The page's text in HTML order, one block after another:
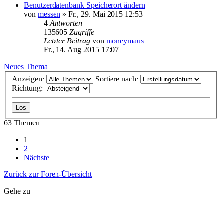
Benutzerdatenbank Speicherort ändern
von messen » Fr., 29. Mai 2015 12:53
4 Antworten
135605 Zugriffe
Letzter Beitrag von moneymaus
Fr., 14. Aug 2015 17:07
Neues Thema
Anzeigen:
Sortiere nach:
Richtung:
63 Themen
1
2
Nächste
Zurück zur Foren-Übersicht
Gehe zu